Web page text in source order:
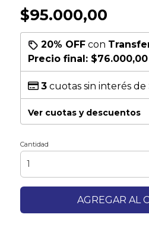
$95.000,00
20% OFFcon
Precio final: $76.000,00
3cuotas sin interés de
Ver cuotas y descuentos
Cantidad
AGREGAR AL